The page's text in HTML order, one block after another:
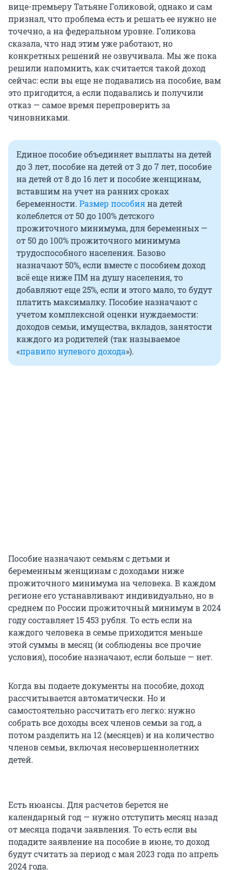
вице-премьеру Татьяне Голиковой, однако и сам
признал, что проблема есть и решать ее нужно не
точечно, а на федеральном уровне. Голикова
сказала, что над этим уже работают, но
конкретных решений не озвучивала. Мы же пока
решили напомнить, как считается такой доход
сейчас: если вы еще не подавались на пособие, вам
это пригодится, а если подавались и получили
отказ — самое время перепроверить за
чиновниками.
Единое пособие объединяет выплаты на детей
до 3 лет, пособие на детей от 3 до 7 лет, пособие
на детей от 8 до 16 лет и пособие женщинам,
вставшим на учет на ранних сроках
беременности. Размер пособияна детей
колеблется от 50 до 100% детского
прожиточного минимума, для беременных —
от 50 до 100% прожиточного минимума
трудоспособного населения. Базово
назначают 50%, если вместе с пособием доход
всё еще ниже ПМ на душу населения, то
добавляют еще 25%, если и этого мало, то будут
платить максималку. Пособие назначают с
учетом комплексной оценки нуждаемости:
доходов семьи, имущества, вкладов, занятости
каждого из родителей (так называемое
«правило нулевого дохода»).
Пособие назначают семьям с детьми и
беременным женщинам с доходами ниже
прожиточного минимума на человека. В каждом
регионе его устанавливают индивидуально, но в
среднем по России прожиточный минимум в 2024
году составляет 15 453 рубля. То есть если на
каждого человека в семье приходится меньше
этой суммы в месяц (и соблюдены все прочие
условия), пособие назначают, если больше — нет.
Когда вы подаете документы на пособие, доход
рассчитывается автоматически. Но и
самостоятельно рассчитать его легко: нужно
собрать все доходы всех членов семьи за год, а
потом разделить на 12 (месяцев) и на количество
членов семьи, включая несовершеннолетних
детей.
Есть нюансы. Для расчетов берется не
календарный год — нужно отступить месяц назад
от месяца подачи заявления. То есть если вы
подадите заявление на пособие в июне, то доход
будут считать за период с мая 2023 года по апрель
2024 года.